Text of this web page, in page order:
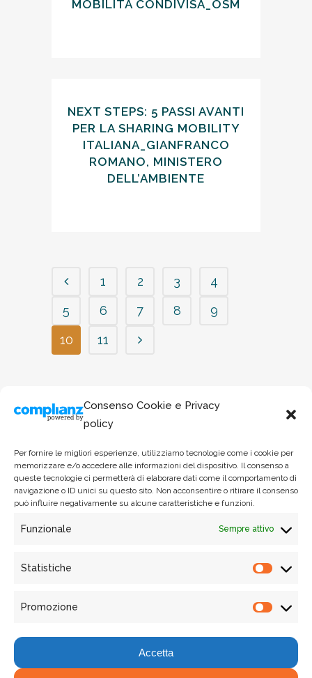
Consenso Cookie e Privacy
policy
Per fornire le migliori esperienze, utilizziamo tecnologie come i cookie per
memorizzare e/o accedere alle informazioni del dispositivo. Il consenso a
queste tecnologie ci permetterà di elaborare dati come il comportamento di
navigazione o ID unici su questo sito. Non acconsentire o ritirare il consenso
può influire negativamente su alcune caratteristiche e funzioni.
Funzionale Sempre attivo
Statistiche
Promozione
Accetta
MOBILITÀ CONDIVISA_OSM
NEXT STEPS: 5 PASSI AVANTI
PER LA SHARING MOBILITY
ITALIANA_GIANFRANCO
ROMANO, MINISTERO
DELL’AMBIENTE
1 2 3
4
5
6 7 8
9
10
11
Phone: +39 06 90 21 26 55